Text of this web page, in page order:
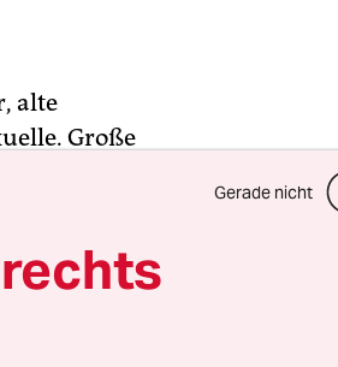
alte
Große
nicht
aber
Der
Gerade nicht